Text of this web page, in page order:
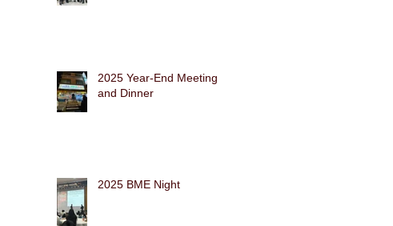
2025 Year-End Meeting
and Dinner
2025 BME Night